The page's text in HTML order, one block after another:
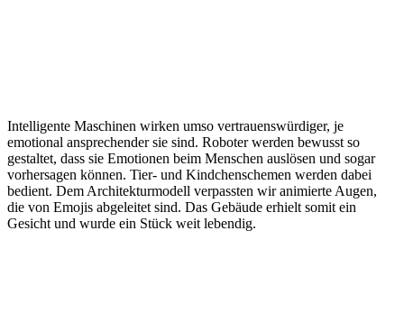
Intelligente Maschinen wirken umso vertrauenswürdiger, je
emotional ansprechender sie sind. Roboter werden bewusst so
gestaltet, dass sie Emotionen beim Menschen auslösen und sogar
vorhersagen können. Tier- und Kindchenschemen werden dabei
bedient. Dem Architekturmodell verpassten wir animierte Augen,
die von Emojis abgeleitet sind. Das Gebäude erhielt somit ein
Gesicht und wurde ein Stück weit lebendig.